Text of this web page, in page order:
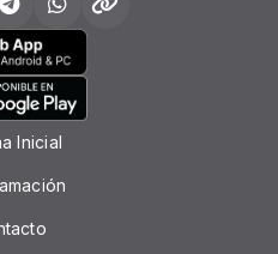
Inicial